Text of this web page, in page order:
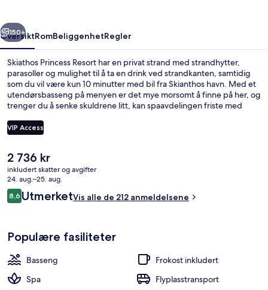
Neste
150+
OversiktRomBeliggenhetRegler
Skiathos Princess Resort har en privat strand med strandhytter,
parasoller og mulighet til å ta en drink ved strandkanten, samtidig
som du vil være kun 10 minutter med bil fra Skianthos havn. Med et
utendørsbasseng på menyen er det mye morsomt å finne på her, og
trenger du å senke skuldrene litt, kan spaavdelingen friste med
blant 2 restauranter, og det er flott å ta en drink på stedets bar. På
dette hotellet i luksuriøs stil kan du glede deg over fasiliteter som en
VIP Access
Den
nåværende
prisen
er
2 736 kr
2 736 kr
inkludert skatter og avgifter
24. aug.–25. aug.
Anmeldelser
8,68,6 av 10 –
UtmerketVis alle de 212 anmeldelsene
Populære fasiliteter
Basseng
Frokost inkludert
Spa
Flyplasstransport